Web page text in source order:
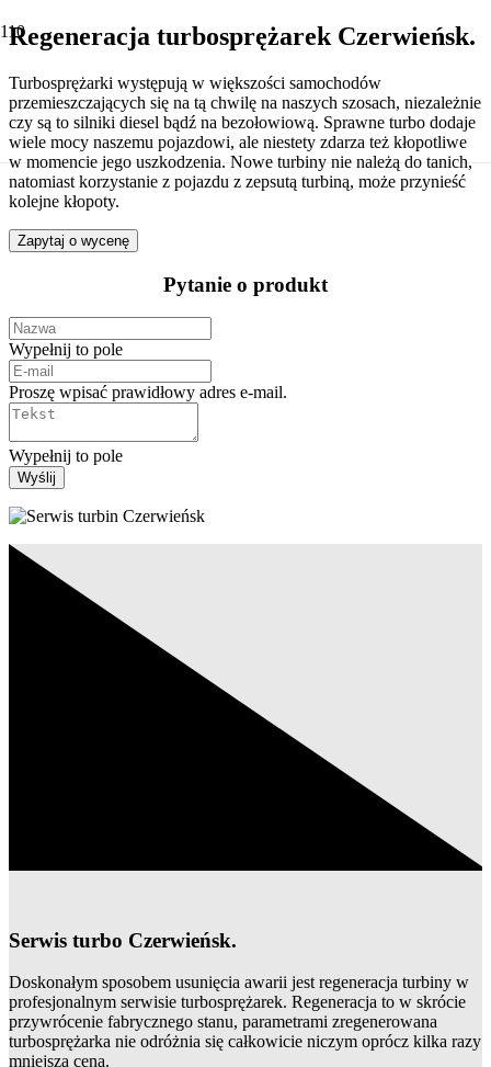
Regeneracja turbosprężarek Czerwieńsk.
Turbosprężarki występują w większości samochodów
przemieszczających się na tą chwilę na naszych szosach, niezależnie
czy są to silniki diesel bądź na bezołowiową. Sprawne turbo dodaje
wiele mocy naszemu pojazdowi, ale niestety zdarza też kłopotliwe
w momencie jego uszkodzenia. Nowe turbiny nie należą do tanich,
natomiast korzystanie z pojazdu z zepsutą turbiną, może przynieść
kolejne kłopoty.
Zapytaj o wycenę
Pytanie o produkt
Wypełnij to pole
Proszę wpisać prawidłowy adres e-mail.
Wypełnij to pole
Wyślij
Serwis turbo Czerwieńsk.
Doskonałym sposobem usunięcia awarii jest regeneracja turbiny w
profesjonalnym serwisie turbosprężarek. Regeneracja to w skrócie
przywrócenie fabrycznego stanu, parametrami zregenerowana
turbosprężarka nie odróżnia się całkowicie niczym oprócz kilka razy
mniejszą ceną.